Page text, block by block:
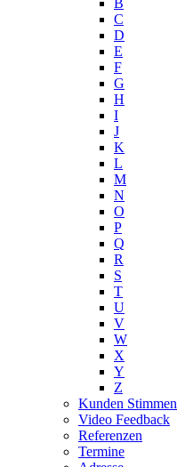
C
D
E
F
G
H
I
J
K
L
M
N
O
P
Q
R
S
T
U
V
W
X
Y
Z
Kunden Stimmen
Video Feedback
Referenzen
Termine